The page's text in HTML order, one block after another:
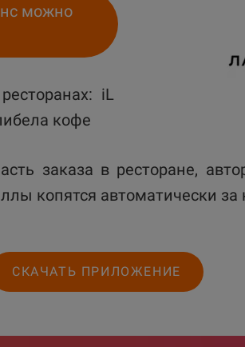
можно
iL
кофе
заказа в ресторане,
копятся автоматически
СКАЧАТЬ ПРИЛОЖЕНИЕ